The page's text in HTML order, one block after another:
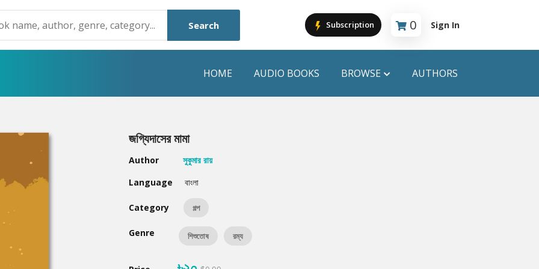
Search Subscription 0
Cart is empty
Sign In
HOME AUDIO BOOKS BROWSE
Humayun Ahmed
Mouri Morium
AUTHORS
জগ্যিদাসের মামা
Author
সুকুমার রায়
Language
বাংলা
Category গল্প
Genre শিশুতোষ রম্য